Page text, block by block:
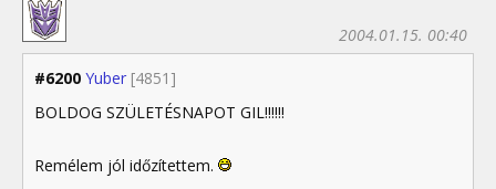
#6200 Yuber [4851]
2004.01.15. 00:40
BOLDOG SZÜLETÉSNAPOT GIL!!!!!!
Remélem jól időzítettem.